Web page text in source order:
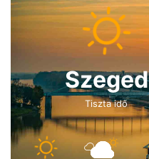
Szeged
Tiszta idő